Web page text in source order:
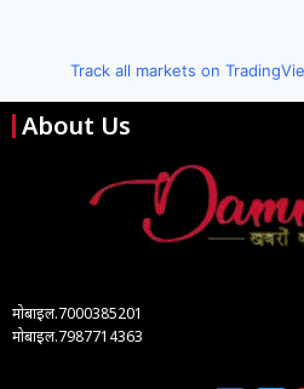
Track all markets on
About Us
मोबाइल.7000385201
मोबाइल.7987714363